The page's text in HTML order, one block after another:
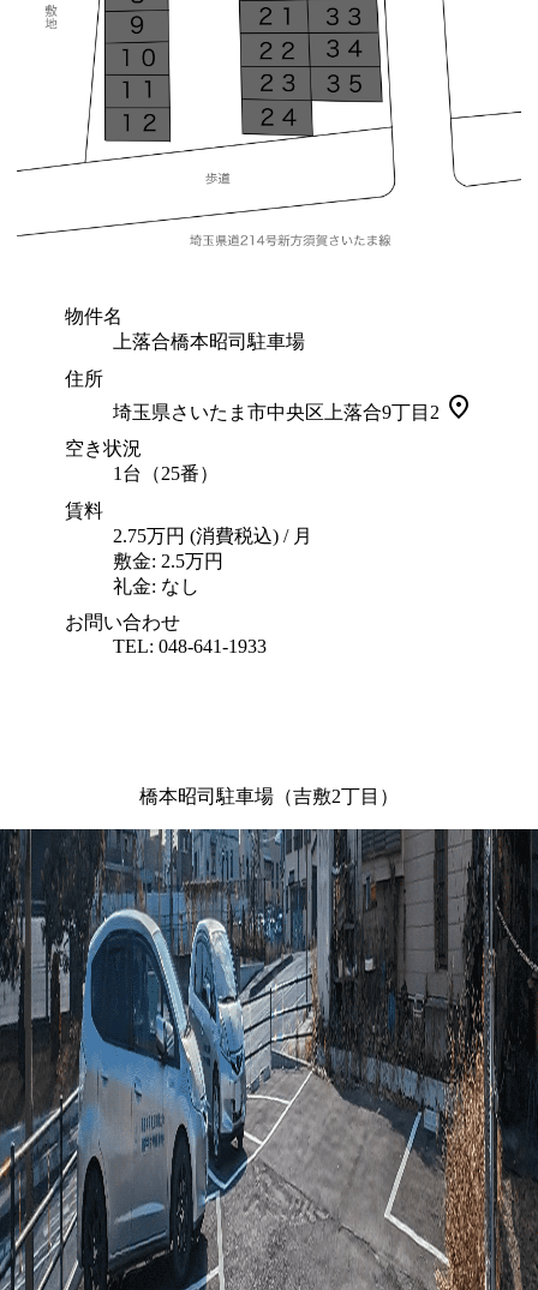
物件名
上落合橋本昭司駐車場
住所
埼玉県さいたま市中央区上落合9丁目2
空き状況
1 台（25番）
賃料
2.75万円 (消費税込) / 月
敷金: 2.5万円
礼金: なし
お問い合わせ
TEL: 048-641-1933
橋本昭司駐車場（吉敷2丁目）